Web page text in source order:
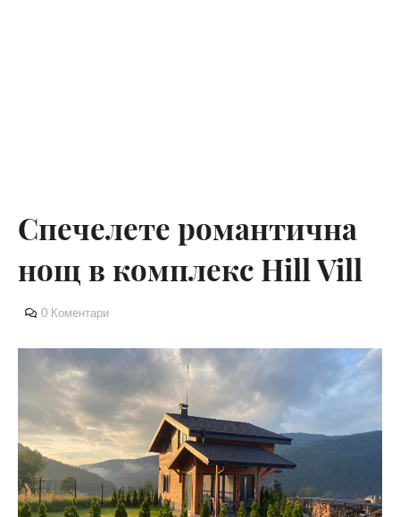
Спечелете романтична
нощ в комплекс Hill Vill
0 Коментари